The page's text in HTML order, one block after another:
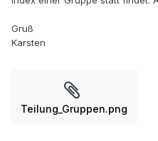
Gruß
Karsten
Teilung_Gruppen.png